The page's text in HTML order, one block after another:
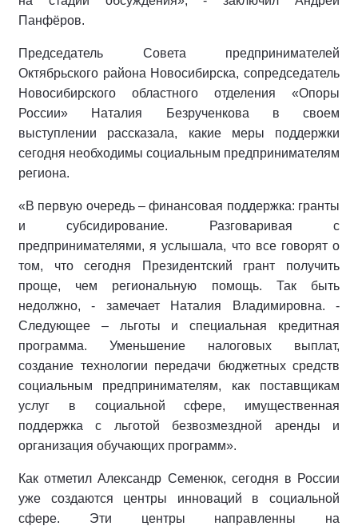
Панфёров.
Председатель Совета предпринимателей
Октябрьского района Новосибирска, сопредседатель
Новосибирского областного отделения «Опоры
России» Наталия Безрученкова в своем
выступлении рассказала, какие меры поддержки
сегодня необходимы социальным предпринимателям
региона.
«В первую очередь – финансовая поддержка: гранты
и субсидирование. Разговаривая с
предпринимателями, я услышала, что все говорят о
том, что сегодня Президентский грант получить
проще, чем региональную помощь. Так быть
недолжно, - замечает Наталия Владимировна. -
Следующее – льготы и специальная кредитная
программа. Уменьшение налоговых выплат,
создание технологии передачи бюджетных средств
социальным предпринимателям, как поставщикам
услуг в социальной сфере, имущественная
поддержка с льготой безвозмездной аренды и
организация обучающих программ».
Как отметил Александр Семенюк, сегодня в России
уже создаются центры инноваций в социальной
сфере. Эти центры направленны на